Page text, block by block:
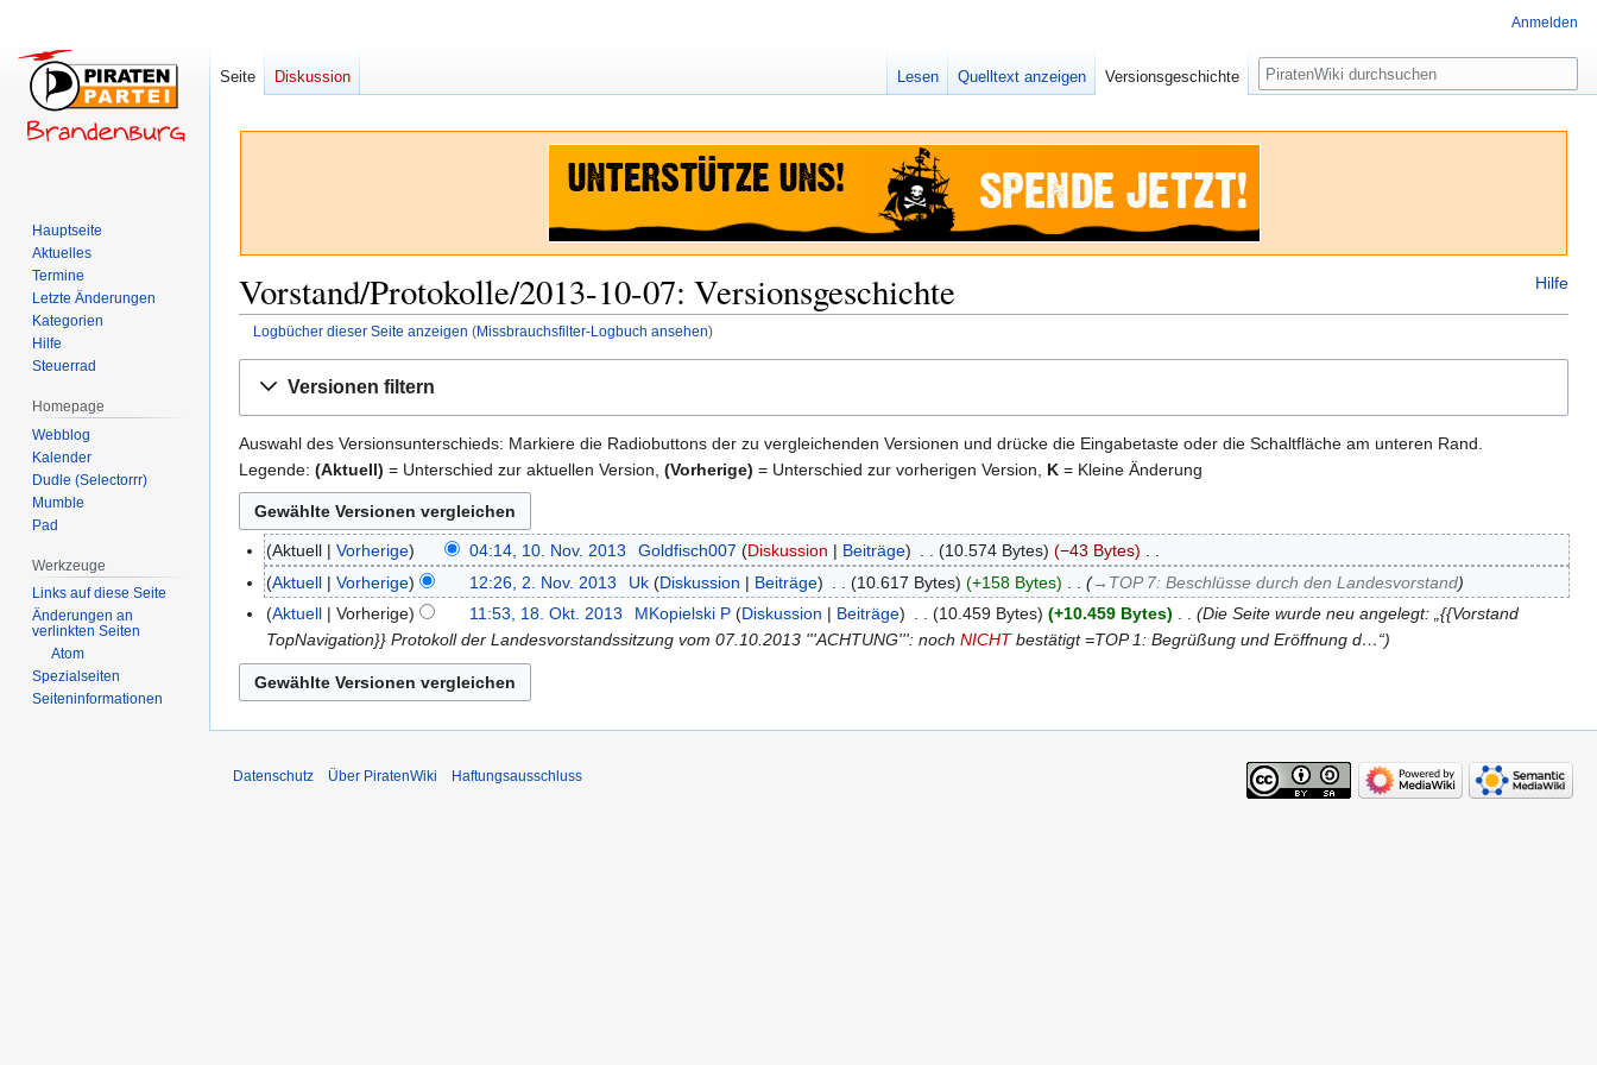
Hilfe
Vorstand/Protokolle/2013-10-07: Versionsgeschichte
Logbücher dieser Seite anzeigen (Missbrauchsfilter-Logbuch ansehen)
Navigation
Suche
Versionen filtern
Auswahl des Versionsunterschieds: Markiere die Radiobuttons der zu vergleichenden Versionen und drücke die Eingabetaste oder die Schaltfläche am unteren Rand.
Legende: (Aktuell) = Unterschied zur aktuellen Version, (Vorherige) = Unterschied zur vorherigen Version, K = Kleine Änderung
10.
November
2013
Aktuell Vorherige 04:14, 10. Nov. 2013 Goldfisch007 Diskussion Beiträge 10.574 Bytes −43 Bytes
K
e
i
e
B
e
r
2.
November
2013
Aktuell Vorherige 12:26, 2. Nov. 2013 Uk Diskussion Beiträge 10.617 Bytes +158 Bytes
→‎TOP 7: Beschlüsse durch den Landesvorstand
18.
Oktober
2013
Aktuell Vorherige 11:53, 18. Okt. 2013 MKopielski P Diskussion Beiträge 10.459 Bytes +10.459 Bytes
Die Seite wurde neu angelegt: „{{Vorstand
TopNavigation}} Protokoll der Landesvorstandssitzung vom 07.10.2013 '''ACHTUNG''': nochNICHTbestätigt =TOP 1: Begrüßung und Eröffnung d…“
Anmelden
Seite Diskussion Lesen Quelltext anzeigen Versionsgeschichte Suche
Hauptseite
Aktuelles
Termine
Letzte Änderungen
Kategorien
Hilfe
Steuerrad
Homepage
Webblog
Kalender
Dudle (Selectorrr)
Mumble
Pad
Werkzeuge
Links auf diese Seite
Änderungen an
verlinkten Seiten
Atom
Spezialseiten
Seiten­­informationen
Datenschutz Über PiratenWiki Haftungsausschluss